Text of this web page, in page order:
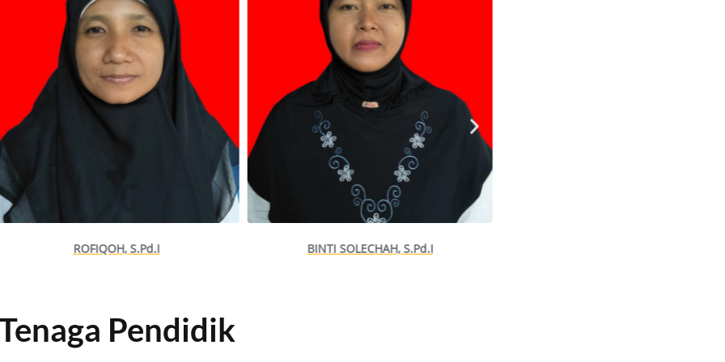
ROFIQOH, S.Pd.I BINTI SOLECHAH, S.Pd.I
Pendidik